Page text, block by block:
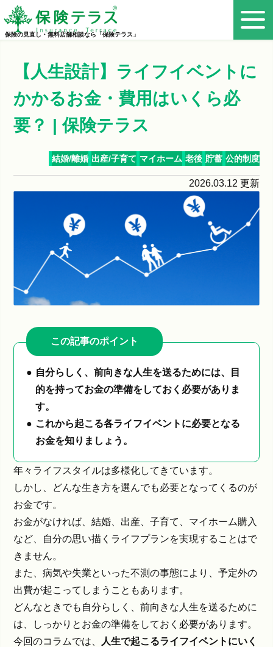
保険の見直し・無料店舗相談なら「保険テラス」
【人生設計】ライフイベントに
かかるお金・費用はいくら必
要？ | 保険テラス
結婚/離婚 出産/子育て マイホーム 老後 貯蓄 公的制度
2026.03.12 更新
この記事のポイント
自分らしく、前向きな人生を送るためには、目
的を持ってお金の準備をしておく必要がありま
す。
これから起こる各ライフイベントに必要となる
お金を知りましょう。
年々ライフスタイルは多様化してきています。
しかし、どんな生き方を選んでも必要となってくるのが
お金です。
お金がなければ、結婚、出産、子育て、マイホーム購入
など、自分の思い描くライフプランを実現することはで
きません。
また、病気や失業といった不測の事態により、予定外の
出費が起こってしまうこともあります。
どんなときでも自分らしく、前向きな人生を送るために
は、しっかりとお金の準備をしておく必要があります。
今回のコラムでは、
人生で起こるライフイベントにいく